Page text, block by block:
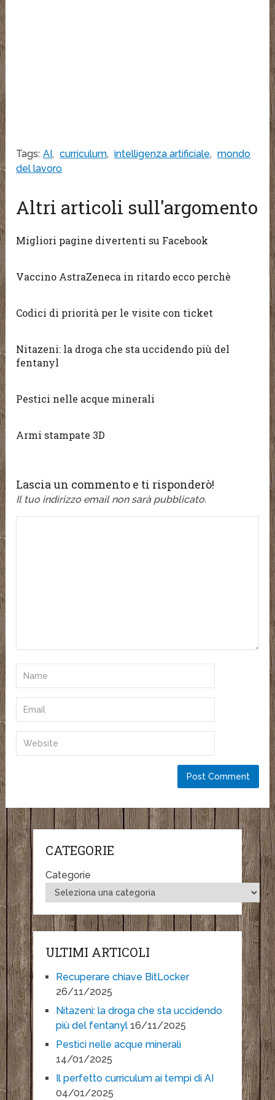
Tags: AI, curriculum, intelligenza artificiale, mondo
del lavoro
Altri articoli sull'argomento
Migliori pagine divertenti su Facebook
Vaccino AstraZeneca in ritardo ecco perchè
Codici di priorità per le visite con ticket
Nitazeni: la droga che sta uccidendo più del
fentanyl
Pestici nelle acque minerali
Armi stampate 3D
Lascia un commento e ti risponderò!
Il tuo indirizzo email non sarà pubblicato.
CATEGORIE
Categorie
ULTIMI ARTICOLI
Recuperare chiave BitLocker
26/11/2025
Nitazeni: la droga che sta uccidendo
più del fentanyl 16/11/2025
Pestici nelle acque minerali
14/01/2025
Il perfetto curriculum ai tempi di AI
04/01/2025